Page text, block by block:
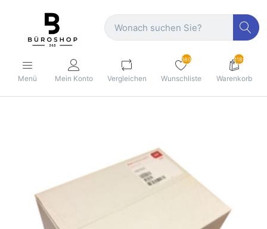
Menü Mein Konto Vergleichen
160
Wunschliste
1189
Warenkorb